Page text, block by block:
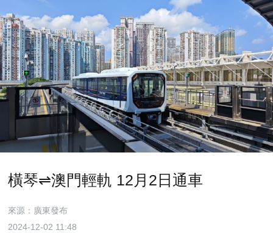
橫琴⇌澳門輕軌 12月2日通車
來源：廣東發布
2024-12-02 11:48